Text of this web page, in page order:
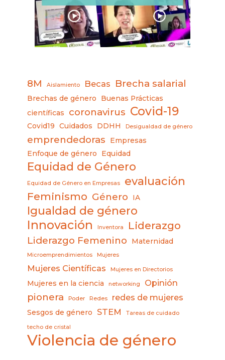
8M Aislamiento Becas Brecha salarial
Brechas de género
Buenas Prácticas
científicas
coronavirus Covid-19
Covid19 Cuidados DDHH Desigualdad de género
emprendedoras
Empresas
Enfoque de género
Equidad
Equidad de Género
Equidad de Género en Empresas evaluación
Feminismo Género IA
Igualdad de género
Innovación Inventora Liderazgo
Liderazgo Femenino Maternidad
Microemprendimientos Mujeres
Mujeres Científicas Mujeres en Directorios
Mujeres en la ciencia networking Opinión
pionera Poder Redes redes de mujeres
Sesgos de género STEM Tareas de cuidado
techo de cristal
Violencia de género